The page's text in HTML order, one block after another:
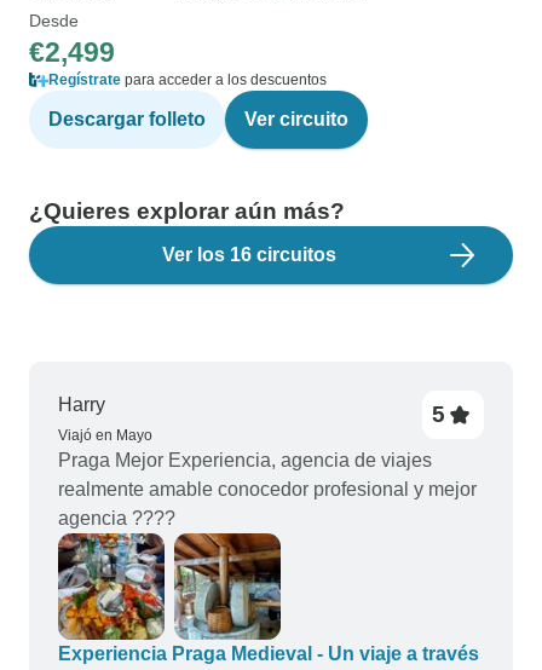
Desde
€2,499
Regístrate para acceder a los descuentos
Descargar folleto Ver circuito
¿Quieres explorar aún más?
Ver los 16 circuitos
Harry
Viajó en Mayo
5
Praga Mejor Experiencia, agencia de viajes
realmente amable conocedor profesional y mejor
agencia ????
Experiencia Praga Medieval - Un viaje a través